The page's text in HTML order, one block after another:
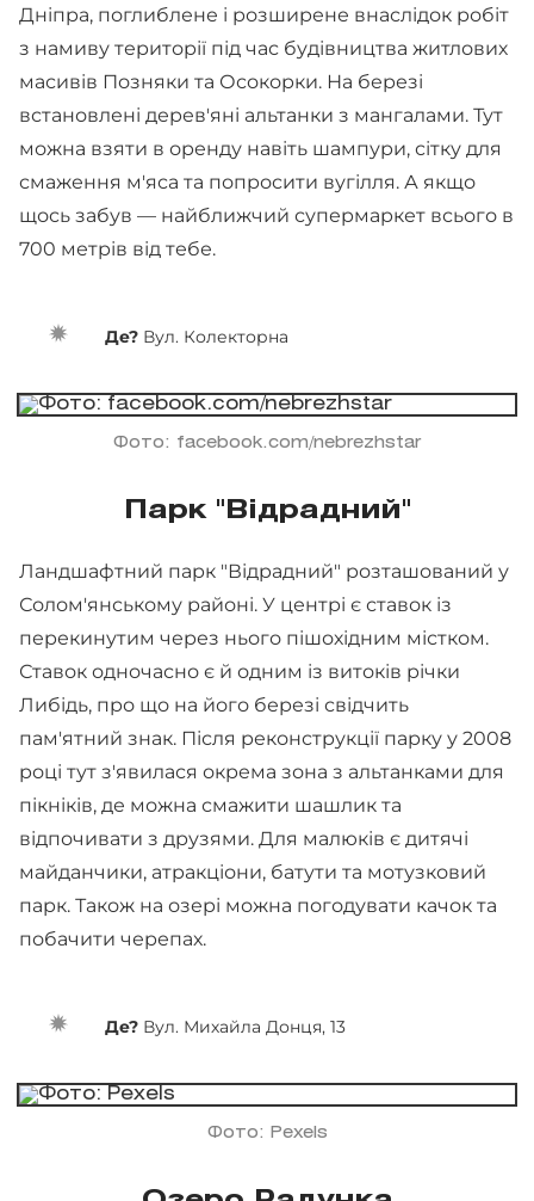
Дніпра, поглиблене і розширене внаслідок робіт
з намиву території під час будівництва житлових
масивів Позняки та Осокорки. На березі
встановлені дерев'яні альтанки з мангалами. Тут
можна взяти в оренду навіть шампури, сітку для
смаження м'яса та попросити вугілля. А якщо
щось забув — найближчий супермаркет всього в
700 метрів від тебе.
Де? Вул. Колекторна
Фото: facebook.com/nebrezhstar
Парк "Відрадний"
Ландшафтний парк "Відрадний" розташований у
Солом'янському районі. У центрі є ставок із
перекинутим через нього пішохідним містком.
Ставок одночасно є й одним із витоків річки
Либідь, про що на його березі свідчить
пам'ятний знак. Після реконструкції парку у 2008
році тут з'явилася окрема зона з альтанками для
пікніків, де можна смажити шашлик та
відпочивати з друзями. Для малюків є дитячі
майданчики, атракціони, батути та мотузковий
парк. Також на озері можна погодувати качок та
побачити черепах.
Де? Вул. Михайла Донця, 13
Фото: Pexels